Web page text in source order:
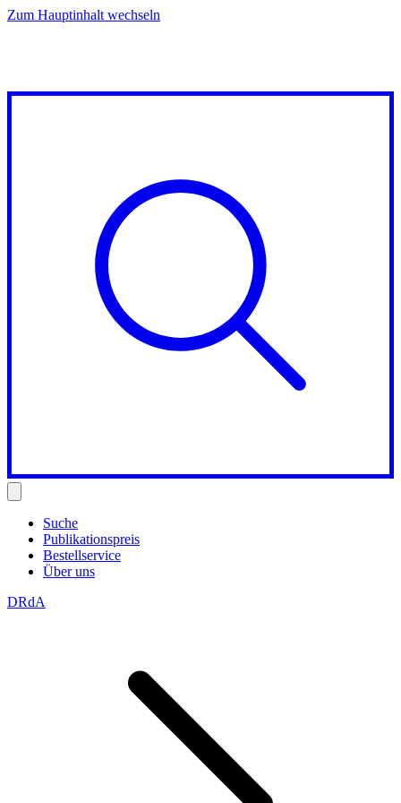
Zum Hauptinhalt wechseln
Suche
Publikationspreis
Bestellservice
Über uns
DRdA